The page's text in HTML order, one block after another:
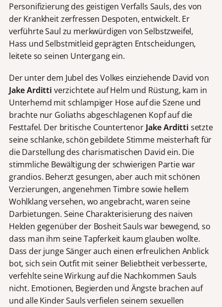
Personifizierung des geistigen Verfalls Sauls, des von
der Krankheit zerfressen Despoten, entwickelt. Er
verführte Saul zu merkwürdigen von Selbstzweifel,
Hass und Selbstmitleid geprägten Entscheidungen,
leitete so seinen Untergang ein.
Der unter dem Jubel des Volkes einziehende David von
Jake Arditti verzichtete auf Helm und Rüstung, kam in
Unterhemd mit schlampiger Hose auf die Szene und
brachte nur Goliaths abgeschlagenen Kopf auf die
Festtafel. Der britische Countertenor Jake Arditti setzte
seine schlanke, schön gebildete Stimme meisterhaft für
die Darstellung des charismatischen David ein. Die
stimmliche Bewältigung der schwierigen Partie war
grandios. Beherzt gesungen, aber auch mit schönen
Verzierungen, angenehmen Timbre sowie hellem
Wohlklang versehen, wo angebracht, waren seine
Darbietungen. Seine Charakterisierung des naiven
Helden gegenüber der Bosheit Sauls war bewegend, so
dass man ihm seine Tapferkeit kaum glauben wollte.
Dass der junge Sänger auch einen erfreulichen Anblick
bot, sich sein Outfit mit seiner Beliebtheit verbesserte,
verfehlte seine Wirkung auf die Nachkommen Sauls
nicht. Emotionen, Begierden und Ängste brachen auf
und alle Kinder Sauls verfielen seinem sexuellen